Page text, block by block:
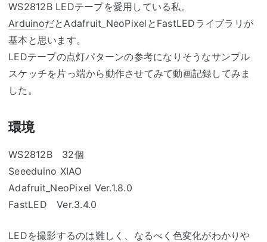
WS2812B LEDテープを愛用している私。
ArduinoだとAdafruit_NeoPixelとFastLEDライブラリが
基本と思います。
LEDテープの点灯パターンの参考になりそうなサンプル
スケッチを片っ端から動作させてみて動画記録してみま
した。
環境
WS2812B 32個
Seeeduino XIAO
Adafruit_NeoPixel Ver.1.8.0
FastLED Ver.3.4.0
LEDを撮影するのは難しく、なるべく色変化がわかりや